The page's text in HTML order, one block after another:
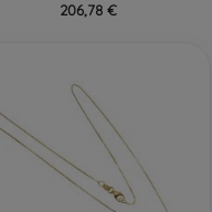
206,78 €